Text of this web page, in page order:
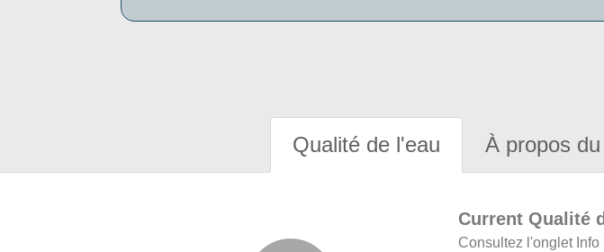
Qualité de l'eau À propos
Current Qualité
Consultez l'onglet